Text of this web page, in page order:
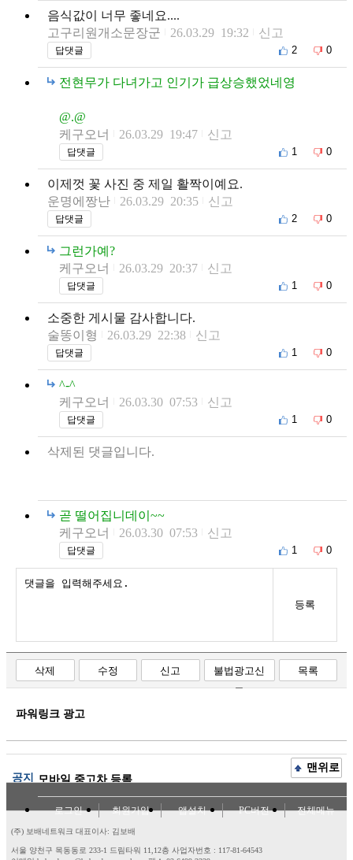
음식값이 너무 좋네요....
고구리원개소문장군
26.03.29 19:32 신고
답댓글 2 0
전현무가 다녀가고 인기가 급상승했었네영
@.@
케구오너
26.03.29 19:47 신고
답댓글 1 0
이제껏 꽃 사진 중 제일 활짝이예요.
운명에짱난
26.03.29 20:35 신고
답댓글 2 0
그런가예?
케구오너
26.03.29 20:37 신고
답댓글 1 0
소중한 게시물 감사합니다.
술똥이형
26.03.29 22:38 신고
답댓글 1 0
^-^
케구오너
26.03.30 07:53 신고
답댓글 1 0
삭제된 댓글입니다.
곧 떨어집니데이~~
케구오너
26.03.30 07:53 신고
답댓글 1 0
등록
삭제 수정 신고
불법광고신
고
목록
파워링크 광고
공지 모바일 중고차 등록
맨위로
로그인 회원가입 앱설치 PC버전 전체메뉴
(주) 보배네트워크 대표이사: 김보배
서울 양천구 목동동로 233-1 드림타워 11,12층 사업자번호 : 117-81-64543